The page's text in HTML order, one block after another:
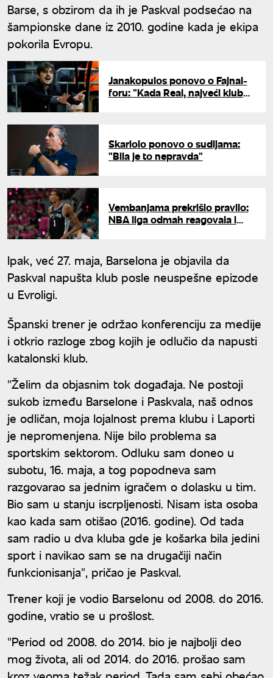
Barse, s obzirom da ih je Paskval podsećao na
šampionske dane iz 2010. godine kada je ekipa
pokorila Evropu.
Janakopulos ponovo o Fajnal-
foru: "Kada Real, najveći klub
Skariolo ponovo o sudijama:
"Bila je to nepravda"
Vembanjama prekrišio pravilo:
NBA liga odmah reagovala i
Ipak, već 27. maja, Barselona je objavila da
Paskval napušta klub posle neuspešne epizode
u Evroligi.
Španski trener je održao konferenciju za medije
i otkrio razloge zbog kojih je odlučio da napusti
katalonski klub.
"Želim da objasnim tok događaja. Ne postoji
sukob između Barselone i Paskvala, naš odnos
je odličan, moja lojalnost prema klubu i Laporti
je nepromenjena. Nije bilo problema sa
sportskim sektorom. Odluku sam doneo u
subotu, 16. maja, a tog popodneva sam
razgovarao sa jednim igračem o dolasku u tim.
Bio sam u stanju iscrpljenosti. Nisam ista osoba
kao kada sam otišao (2016. godine). Od tada
sam radio u dva kluba gde je košarka bila jedini
sport i navikao sam se na drugačiji način
funkcionisanja", pričao je Paskval.
Trener koji je vodio Barselonu od 2008. do 2016.
godine, vratio se u prošlost.
"Period od 2008. do 2014. bio je najbolji deo
mog života, ali od 2014. do 2016. prošao sam